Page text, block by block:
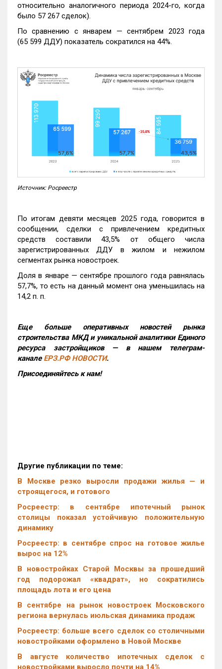
относительно аналогичного периода 2024-го, когда
было 57 267 сделок).
По сравнению с январем — сентябрем 2023 года
(65 599 ДДУ) показатель сократился на 44%.
Источник: Росреестр
По итогам девяти месяцев 2025 года, говорится в
сообщении, сделки с привлечением кредитных
средств составили 43,5% от общего числа
зарегистрированных ДДУ в жилом и нежилом
сегментах рынка новостроек.
Доля в январе — сентябре прошлого года равнялась
57,7%, то есть на данный момент она уменьшилась на
14,2 п. п.
Еще больше оперативных новостей рынка
строительства МКД и уникальной аналитики Единого
ресурса застройщиков — в нашем телеграм-
канале ЕРЗ.РФ НОВОСТИ.
Присоединяйтесь к нам!
Другие публикации по теме:
В Москве резко выросли продажи жилья — и
строящегося, и готового
Росреестр: в сентябре ипотечный рынок
столицы показал устойчивую положительную
динамику
Росреестр: в сентябре спрос на готовое жилье
вырос на 12%
В новостройках Старой Москвы за прошедший
год подорожал «квадрат», но сократились
площадь лота и его цена
В сентябре на рынок новостроек Московского
региона вернулась июльская динамика продаж
Росреестр: больше всего сделок со столичными
новостройками оформлено в Новой Москве
В августе количество ипотечных сделок с
новостройками выросло почти на 14%